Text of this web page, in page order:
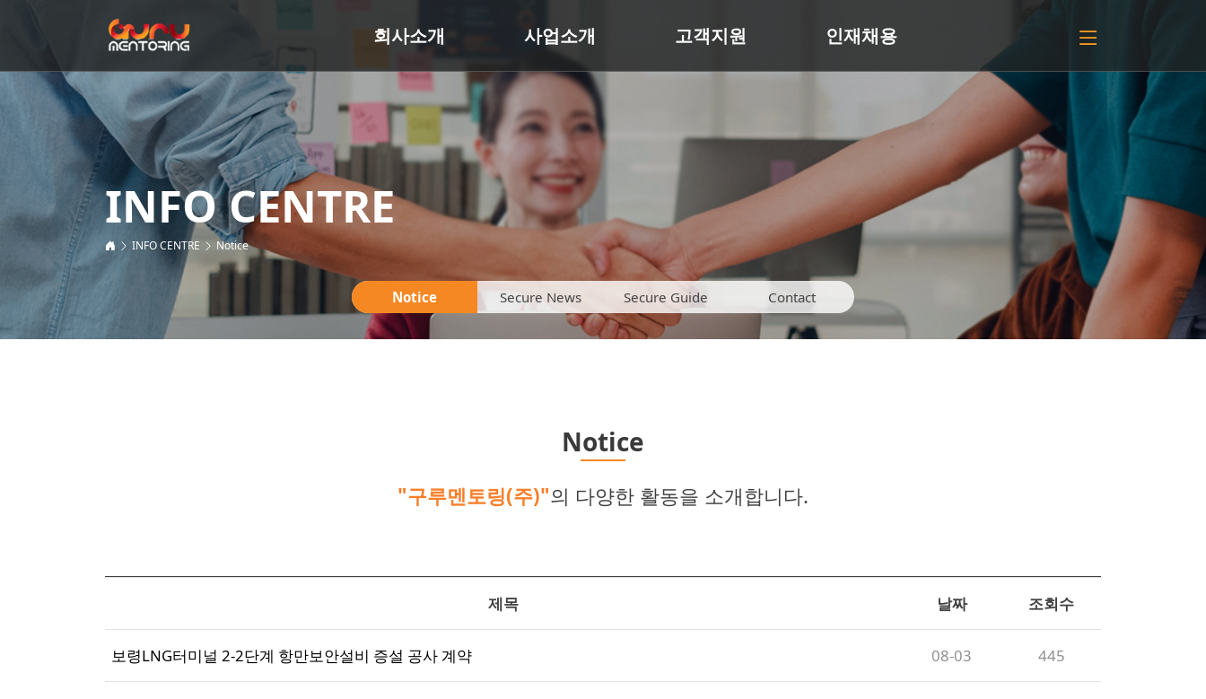
회사소개 사업소개 고객지원 인재채용
INFO CENTRE
INFO CENTRE Notice
Notice Secure News Secure Guide Contact
Notice
"구루멘토링(주)"의 다양한 활동을 소개합니다.
제목 날짜 조회수
보령LNG터미널 2-2단계 항만보안설비 증설 공사 계약 08-03 445